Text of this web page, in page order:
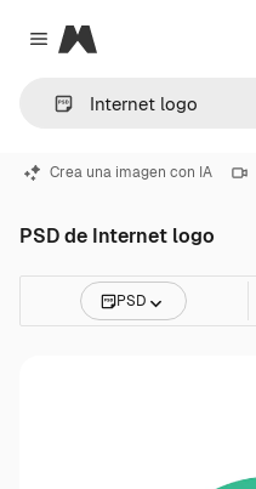
Close menu
Magnific
Crea una imagen con IA
PSD de Internet logo
PSD